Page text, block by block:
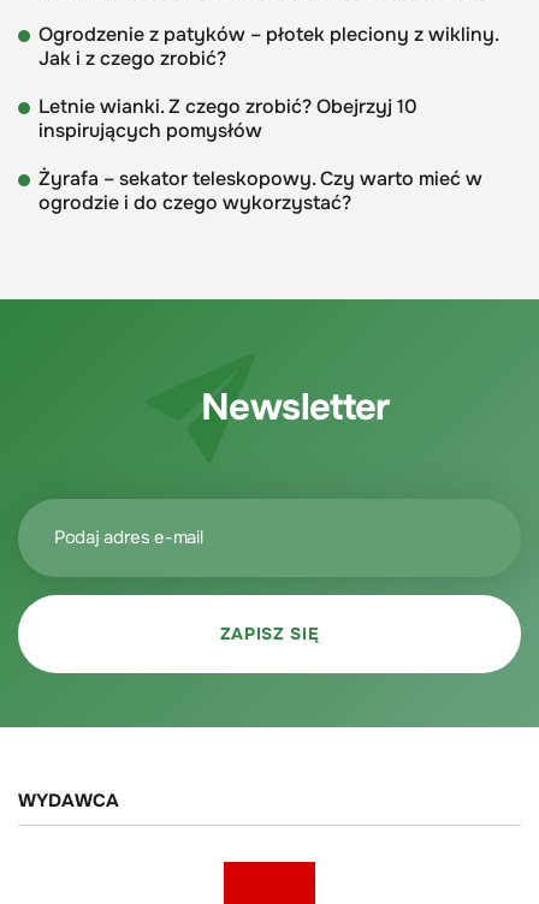
Ogrodzenie z patyków – płotek pleciony z wikliny.
Jak i z czego zrobić?
Letnie wianki. Z czego zrobić? Obejrzyj 10
inspirujących pomysłów
Żyrafa – sekator teleskopowy. Czy warto mieć w
ogrodzie i do czego wykorzystać?
Newsletter
WYDAWCA